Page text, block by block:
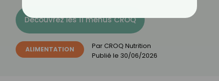
Découvrez les 11 menus CROQ
ALIMENTATION Par CROQ Nutrition
Publié le 30/06/2026